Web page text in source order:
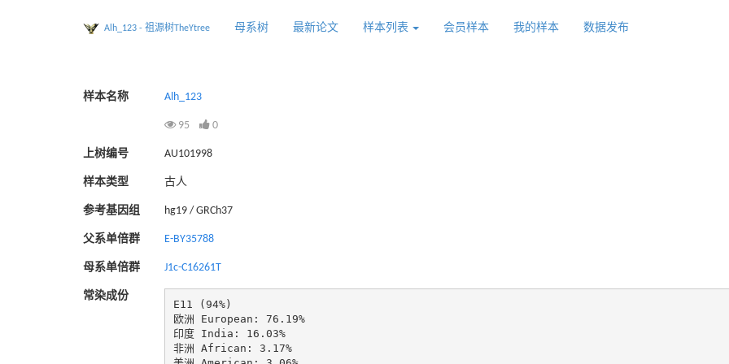
Alh_123 - 祖源树TheYtree 母系树 最新论文 样本列表 会员样本 我的样本 数据发布
样本名称 Alh_123
95 0
上树编号 AU101998
样本类型 古人
参考基因组 hg19 / GRCh37
父系单倍群 E-BY35788
母系单倍群 J1c-C16261T
常染成份
E11 (94%)
欧洲 European: 76.19%
印度 India: 16.03%
非洲 African: 3.17%